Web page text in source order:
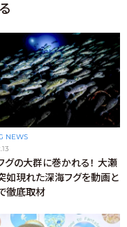
NEWS
グの大群に巻かれる！ 大瀬
如現れた深海フグを動画と
徹底取材